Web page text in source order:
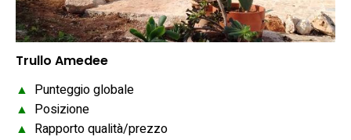
Trullo Amedee
▲ Punteggio globale
▲ Posizione
▲ Rapporto qualità/prezzo